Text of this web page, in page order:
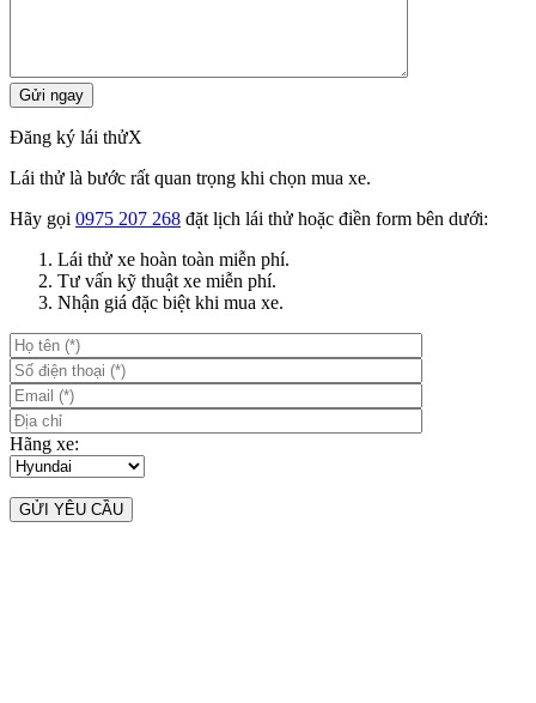
Đăng ký lái thửX
Lái thử là bước rất quan trọng khi chọn mua xe.
Hãy gọi 0975 207 268 đặt lịch lái thử hoặc điền form bên dưới:
Lái thử xe hoàn toàn miễn phí.
Tư vấn kỹ thuật xe miễn phí.
Nhận giá đặc biệt khi mua xe.
Hãng xe: